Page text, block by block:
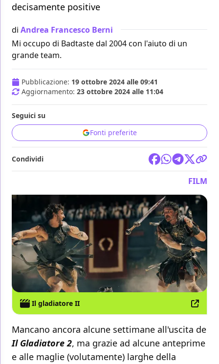
decisamente positive
di Andrea Francesco Berni
Mi occupo di Badtaste dal 2004 con l'aiuto di un
grande team.
Pubblicazione: 19 ottobre 2024 alle 09:41
Aggiornamento: 23 ottobre 2024 alle 11:04
Seguici su
Fonti preferite
Condividi
FILM
Il gladiatore II
Mancano ancora alcune settimane all'uscita de
Il Gladiatore 2, ma grazie ad alcune anteprime
e alle maglie (volutamente) larghe della